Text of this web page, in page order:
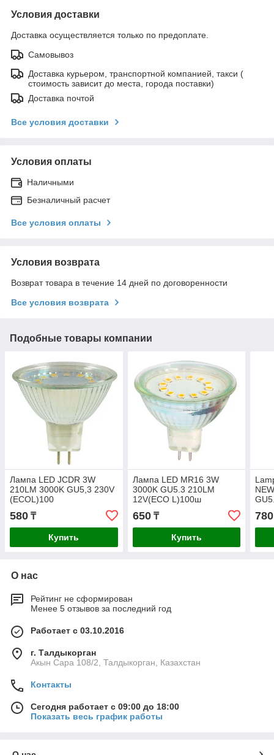
Условия доставки
Доставка осуществляется только по предоплате.
Самовывоз
Доставка курьером, транспортной компанией, такси (
стоимость зависит до места, города поставки)
Доставка почтой
Все условия доставки
Условия оплаты
Наличными
Безналичный расчет
Все условия оплаты
Условия возврата
Возврат товара в течение 14 дней по договоренности
Все условия возврата
Подобные товары компании
Лампа LED JCDR 3W
210LM 3000K GU5,3 230V
(ECOL)100
580 ₸
Купить
Лампа LED MR16 3W
3000K GU5.3 210LM
12V(ECO L)100ш
650₸
Купить
780
О нас
Рейтинг не сформирован
Менее 5 отзывов за последний год
Работает с 03.10.2016
г. Талдыкорган
Акын Сара 108/2, Талдыкорган, Казахстан
Контакты
Сегодня работает с 09:00 до 18:00
Показать весь график работы